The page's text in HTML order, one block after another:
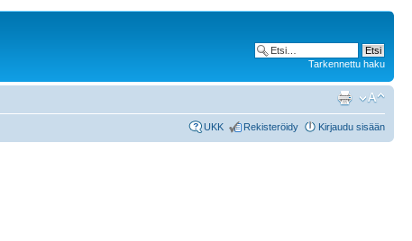
Tarkennettu haku
UKK Rekisteröidy Kirjaudu sisään